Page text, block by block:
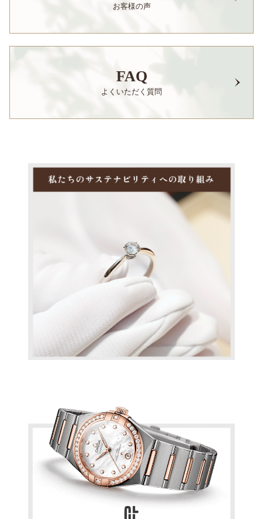
お客様の声
FAQ
よくいただく質問